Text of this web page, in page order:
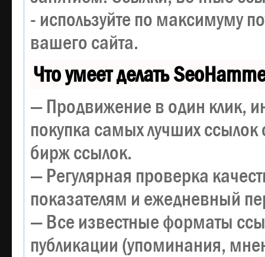
- используйте по максимуму
вашего сайта.
Что умеет делать
— Продвижение в один клик,
покупка самых лучших ссылок
бирж ссылок.
— Регулярная проверка
показателям и ежедневный
— Все известные форматы
публикации (упоминания,